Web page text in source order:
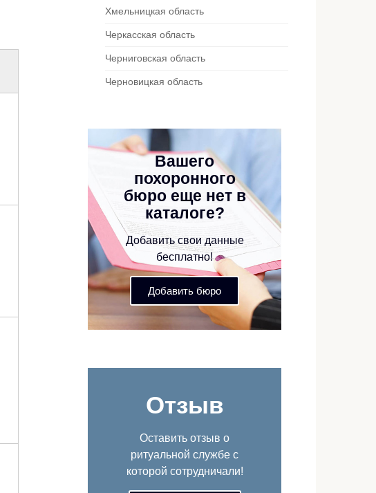
Хмельницкая область
Черкасская область
Черниговская область
Черновицкая область
Вашего
похоронного
бюро еще нет в
каталоге?
Добавить свои данные
бесплатно!
Добавить бюро
Отзыв
Оставить отзыв о
ритуальной службе с
которой сотрудничали!